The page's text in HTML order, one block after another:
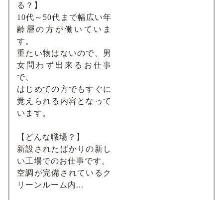
る？】
10代～50代まで幅広い年
齢層の方が働いていま
す。
重たい物はないので、男
女問わず出来るお仕事
で、
はじめての方でもすぐに
覚えられる内容となって
います。
【どんな職場？】
新設されたばかりの新し
い工場でのお仕事です。
空調が完備されているク
リーンルーム内...